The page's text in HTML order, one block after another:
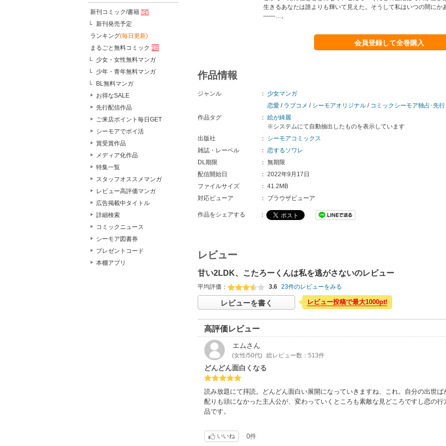
新刊コミック/書籍
新刊発売予定
ランキング(毎日更新)
まるごと無料コミック
少女・女性無料マンガ
少年・青年無料マンガ
BL無料マンガ
お得なSALE
先行配信作品
ご来店ポイント毎日GET
シーモアでポイ活
賞受賞作品
メディア化作品
特集一覧
スタッフオススメマンガ
レビュー高評価マンガ
広告掲載中タイトル
詳細検索
コミックニュース
シーモア図書券
プレゼントコード
本棚アプリ
生きるあなたは誰よりも輝いて見えた。そうして私はいつの間にか
――…。
会員登録して全巻購入
作品情報
ジャンル ：
少女マンガ
恋愛 / ラブコメ / シーモアオリジナル / コミックシーモア独占･先行
作品タグ
： 絵が綺麗
※システムにて自動抽出したものを表示しています
出版社
：
シーモアコミックス
雑誌・レーベル
： 恋するソワレ
DL期限
： 無期限
配信開始日
： 2022年9月17日
ファイルサイズ
： 41.2MB
対応ビューア
： ブラウザビューア
作品をシェアする ：
レビュー
甘い2LDK、こたろーくんは私を逃がさないのレビュー
平均評価： 3.6 23件のレビューをみる
レビューを書く レビュー投稿で最大1000pt!
高評価レビュー
エム さん
(女性/50代) 総レビュー数：513件
どんどん面白くなる
読み放題にて拝読。どんどん面白い展開になっていきますね、これ。自分の出世
配りも頭になかった主人公が、変わっていくところも素敵な見どころですし恋の
品です。
いいね 0件